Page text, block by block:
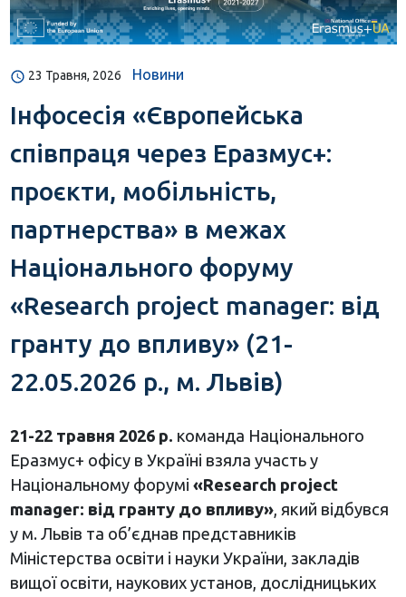
23 Травня, 2026 Новини
Інфосесія «Європейська
співпраця через Еразмус+:
проєкти, мобільність,
партнерства» в межах
Національного форуму
«Research project manager: від
гранту до впливу» (21-
22.05.2026 р., м. Львів)
21-22 травня 2026 р. команда Національного
Еразмус+ офісу в Україні взяла участь у
Національному форумі «Research project
manager: від гранту до впливу», який відбувся
у м. Львів та об’єднав представників
Міністерства освіти і науки України, закладів
вищої освіти, наукових установ, дослідницьких